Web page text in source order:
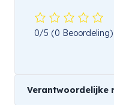
0/5 (0 Beoordeling)
Verantwoordelijke